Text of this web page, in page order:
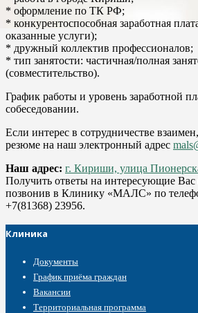
* оформление по ТК РФ;
* конкурентоспособная заработная
оказанные услуги);
* дружный коллектив профессионалов;
* тип занятости: частичная/полная
(совместительство).
График работы и уровень заработной
собеседовании.
Если интерес в сотрудничестве
резюме на наш электронный адрес
Наш адрес: г. Кириши, улица
Получить ответы на интересующие
позвонив в Клинику «МАЛС» по
+7(81368) 23956.
Клиника
Документы
График приёма граждан
Вакансии
Территориальная программа